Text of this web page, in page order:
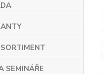
SEMINÁŘE